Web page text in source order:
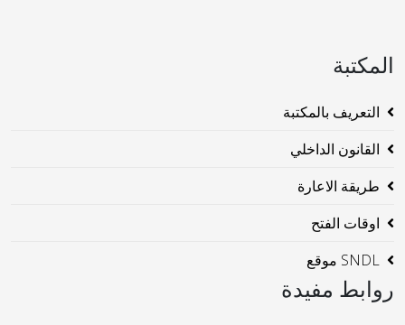
المكتبة
التعريف بالمكتبة
القانون الداخلي
طريقة الاعارة
اوقات الفتح
SNDL موقع
روابط مفيدة